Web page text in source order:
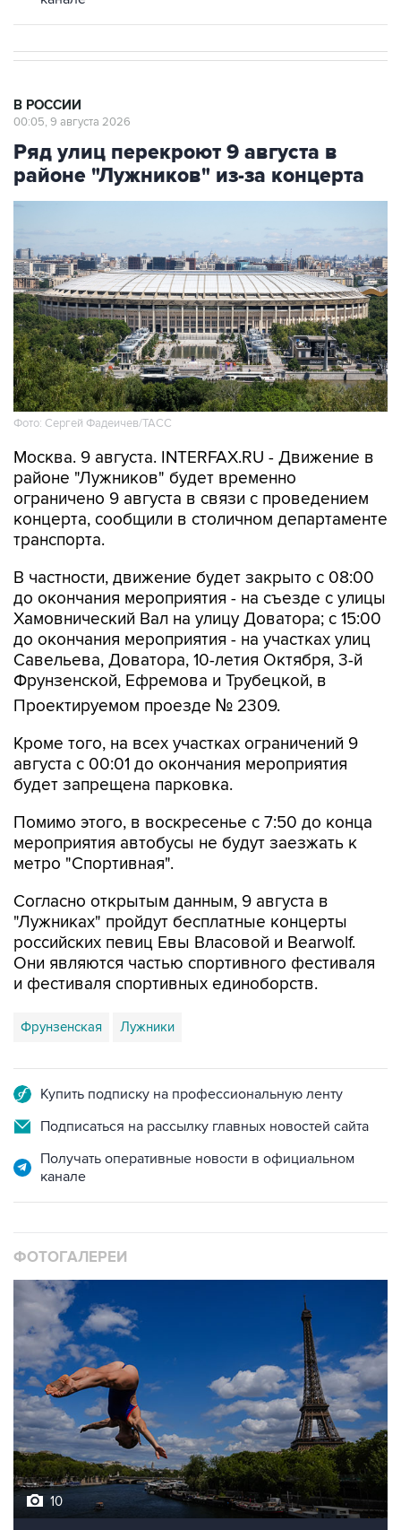
В РОССИИ
00:05, 9 августа 2026
Ряд улиц перекроют 9 августа в
районе "Лужников" из-за концерта
Фото: Сергей Фадеичев/ТАСС
Москва. 9 августа. INTERFAX.RU - Движение в
районе "Лужников" будет временно
ограничено 9 августа в связи с проведением
концерта, сообщили в столичном департаменте
транспорта.
В частности, движение будет закрыто с 08:00
до окончания мероприятия - на съезде с улицы
Хамовнический Вал на улицу Доватора; с 15:00
до окончания мероприятия - на участках улиц
Савельева, Доватора, 10-летия Октября, 3-й
Фрунзенской, Ефремова и Трубецкой, в
Проектируемом проезде № 2309.
Кроме того, на всех участках ограничений 9
августа с 00:01 до окончания мероприятия
будет запрещена парковка.
Помимо этого, в воскресенье с 7:50 до конца
мероприятия автобусы не будут заезжать к
метро "Спортивная".
Согласно открытым данным, 9 августа в
"Лужниках" пройдут бесплатные концерты
российских певиц Евы Власовой и Bearwolf.
Они являются частью спортивного фестиваля
и фестиваля спортивных единоборств.
Фрунзенская Лужники
Купить подписку на профессиональную ленту
Подписаться на рассылку главных новостей сайта
Получать оперативные новости в официальном
канале
ФОТОГАЛЕРЕИ
10